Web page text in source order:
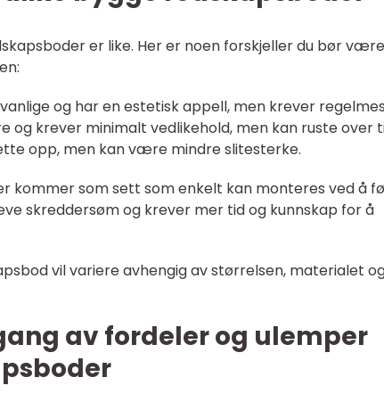
er like. Her er noen forskjeller du bør
og har en estetisk appell, men krever
og krever minimalt vedlikehold, men kan ruste over
opp, men kan være mindre slitesterke.
kommer som sett som enkelt kan monteres ved å
skreddersøm og krever mer tid og kunnskap for å
vil variere avhengig av størrelsen, materialet
av fordeler og ulemper